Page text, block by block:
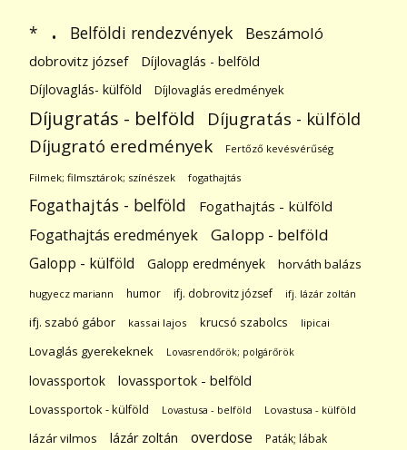
* . Belföldi rendezvények Beszámoló
dobrovitz józsef
Díjlovaglás - belföld
Díjlovaglás- külföld
Díjlovaglás eredmények
Díjugratás - belföld Díjugratás - külföld
Díjugrató eredmények Fertőző kevésvérűség
Filmek; filmsztárok; színészek fogathajtás
Fogathajtás - belföld Fogathajtás - külföld
Fogathajtás eredmények Galopp - belföld
Galopp - külföld Galopp eredmények horváth balázs
hugyecz mariann humor ifj. dobrovitz józsef ifj. lázár zoltán
ifj. szabó gábor kassai lajos krucsó szabolcs lipicai
Lovaglás gyerekeknek Lovasrendőrök; polgárőrök
lovassportok lovassportok - belföld
Lovassportok - külföld Lovastusa - belföld Lovastusa - külföld
lázár vilmos lázár zoltán overdose Paták; lábak